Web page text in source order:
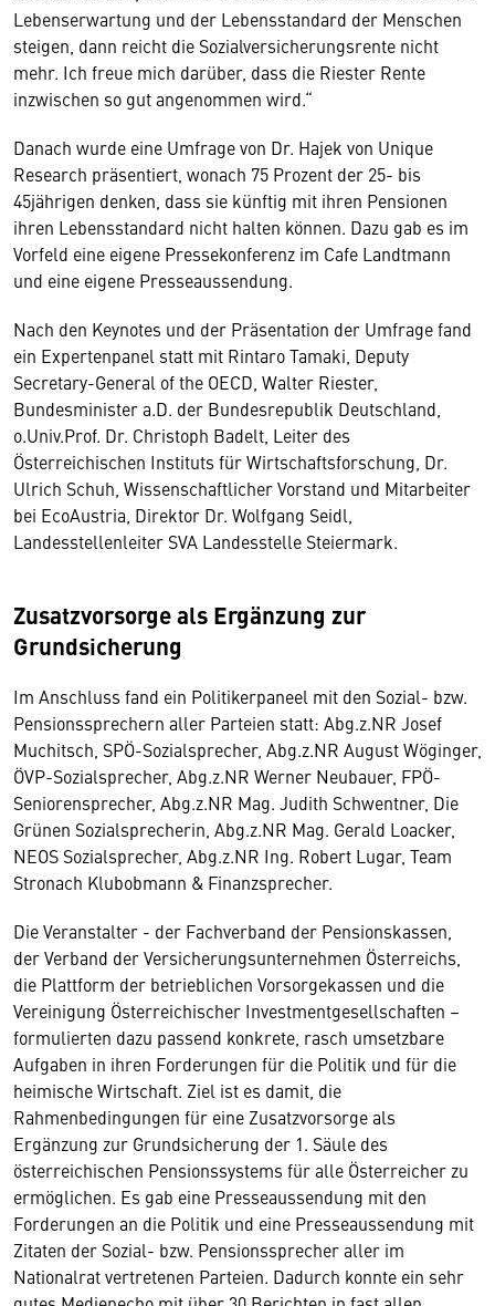
Lebenserwartung und der Lebensstandard der Menschen
steigen, dann reicht die Sozialversicherungsrente nicht
mehr. Ich freue mich darüber, dass die Riester Rente
inzwischen so gut angenommen wird.“
Danach wurde eine Umfrage von Dr. Hajek von Unique
Research präsentiert, wonach 75 Prozent der 25- bis
45jährigen denken, dass sie künftig mit ihren Pensionen
ihren Lebensstandard nicht halten können. Dazu gab es im
Vorfeld eine eigene Pressekonferenz im Cafe Landtmann
und eine eigene Presseaussendung.
Nach den Keynotes und der Präsentation der Umfrage fand
ein Expertenpanel statt mit Rintaro Tamaki, Deputy
Secretary-General of the OECD, Walter Riester,
Bundesminister a.D. der Bundesrepublik Deutschland,
o.Univ.Prof. Dr. Christoph Badelt, Leiter des
Österreichischen Instituts für Wirtschaftsforschung, Dr.
Ulrich Schuh, Wissenschaftlicher Vorstand und Mitarbeiter
bei EcoAustria, Direktor Dr. Wolfgang Seidl,
Landesstellenleiter SVA Landesstelle Steiermark.
Zusatzvorsorge als Ergänzung zur
Grundsicherung
Im Anschluss fand ein Politikerpaneel mit den Sozial- bzw.
Pensionssprechern aller Parteien statt: Abg.z.NR Josef
Muchitsch, SPÖ-Sozialsprecher, Abg.z.NR August Wöginger,
ÖVP-Sozialsprecher, Abg.z.NR Werner Neubauer, FPÖ-
Seniorensprecher, Abg.z.NR Mag. Judith Schwentner, Die
Grünen Sozialsprecherin, Abg.z.NR Mag. Gerald Loacker,
NEOS Sozialsprecher, Abg.z.NR Ing. Robert Lugar, Team
Stronach Klubobmann & Finanzsprecher.
Die Veranstalter - der Fachverband der Pensionskassen,
der Verband der Versicherungsunternehmen Österreichs,
die Plattform der betrieblichen Vorsorgekassen und die
Vereinigung Österreichischer Investmentgesellschaften –
formulierten dazu passend konkrete, rasch umsetzbare
Aufgaben in ihren Forderungen für die Politik und für die
heimische Wirtschaft. Ziel ist es damit, die
Rahmenbedingungen für eine Zusatzvorsorge als
Ergänzung zur Grundsicherung der 1. Säule des
österreichischen Pensionssystems für alle Österreicher zu
ermöglichen. Es gab eine Presseaussendung mit den
Forderungen an die Politik und eine Presseaussendung mit
Zitaten der Sozial- bzw. Pensionssprecher aller im
Nationalrat vertretenen Parteien. Dadurch konnte ein sehr